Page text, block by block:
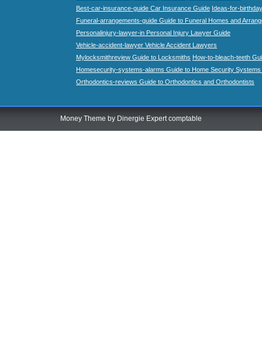
Best-car-insurance-guide Car Insurance Guide Ideas-for-
Funeral-arrangements-guide Guide to Funeral Homes and
Personalinjury-lawyer-in Personal Injury Lawyer Guide
Vehicle-accident-lawyer Vehicle Accident Lawyers
Mylocksmithreview Guide to Locksmiths How-to-bleach-teeth
Homesecurity-systems-alarms Guide to Home Security Systems
Orthodontics-reviews Guide to Orthodontics and Orthodontists
Money Theme by Dinergie Expert comptable